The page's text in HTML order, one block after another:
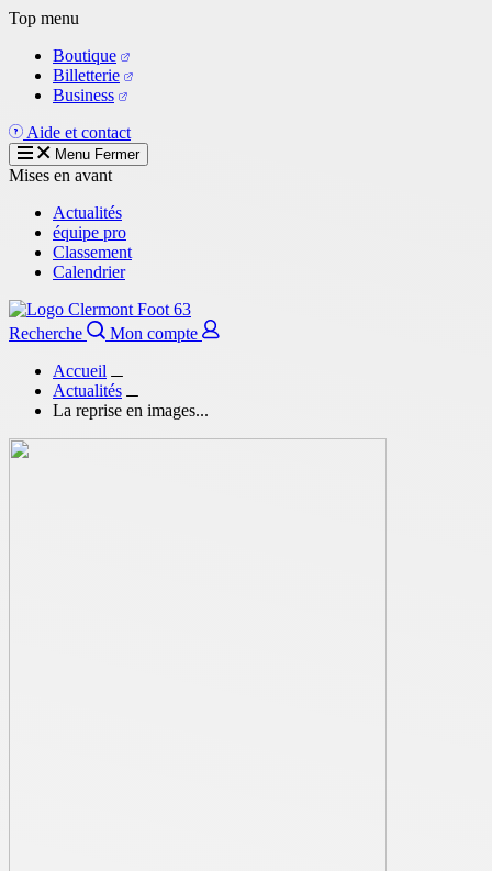
Aller
contenu
principal
Top menu
Boutique
Billetterie
Business
Aide et contact
Menu Fermer
Mises en avant
Actualités
équipe pro
Classement
Calendrier
Recherche
Mon compte
Accueil
Actualités
La reprise en images...